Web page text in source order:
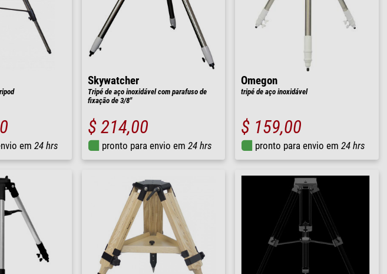
em 24 hrs
Skywatcher
Tripé de aço inoxidável com parafuso de
fixação de 3/8"
$ 214,00
pronto para envio em 24 hrs
Omegon
tripé de aço inoxidável
$ 159,00
pronto para envio em 24 hrs